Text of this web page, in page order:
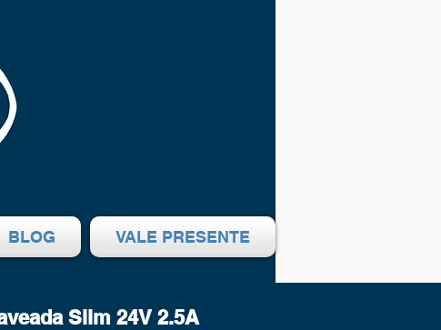
BLOG VALE PRESENTE
Slim 24V 2.5A